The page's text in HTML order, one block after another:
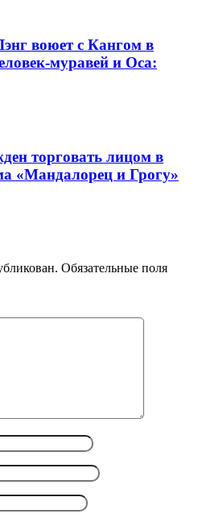
воюет с Кангом в
муравей и Оса:
торговать лицом в
«Мандалорец и Грогу»
Обязательные поля